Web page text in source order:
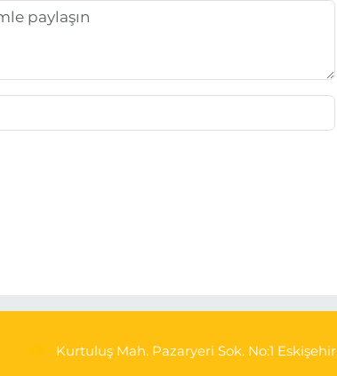
Kurtuluş Mah. Pazaryeri Sok. No:1 Eskişehir